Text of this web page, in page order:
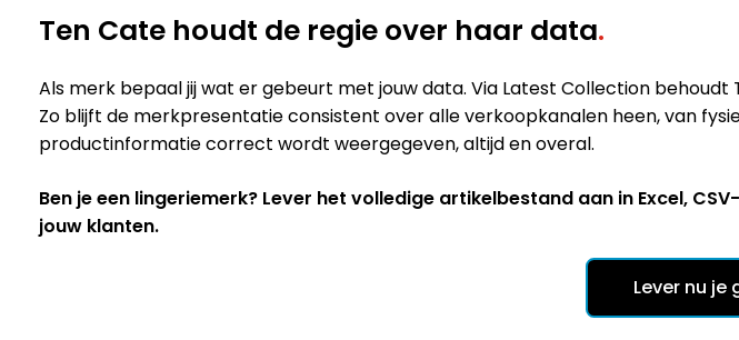
Ten Cate houdt de regie over haar data.
Als merk bepaal jij wat er gebeurt met jouw data. Via Latest Collection
Zo blijft de merkpresentatie consistent over alle verkoopkanalen heen, van
productinformatie correct wordt weergegeven, altijd en overal.
Ben je een lingeriemerk? Lever het volledige artikelbestand aan in Excel,
jouw klanten.
Lever nu je